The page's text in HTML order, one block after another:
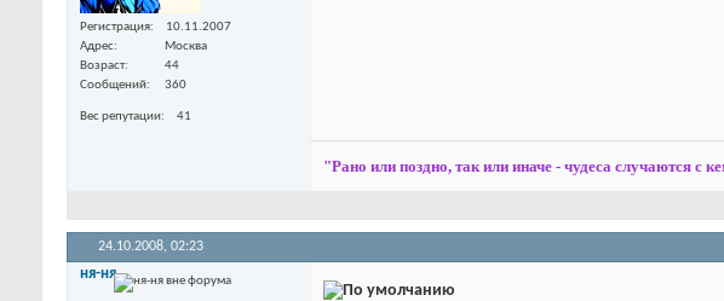
Регистрация
10.11.2007
Адрес
Москва
Возраст
44
Сообщений
360
Вес репутации 41
"Рано или поздно, так или иначе - чудеса случаются с
24.10.2008, 02:23
ня-ня